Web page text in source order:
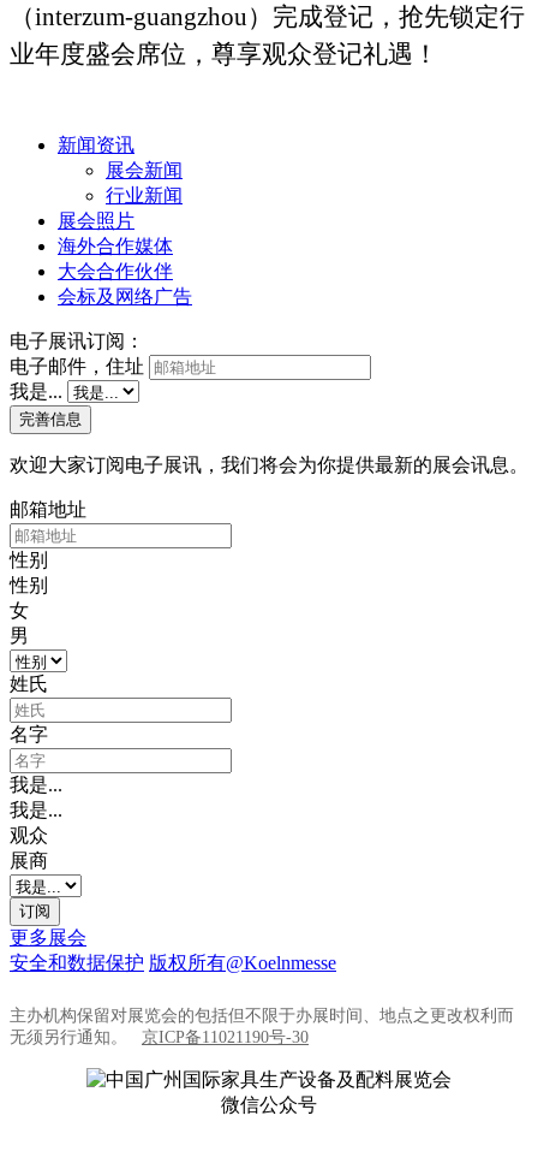
（interzum-guangzhou ）完成登记，抢先锁定行
业年度盛会席位，尊享观众登记礼遇！
新闻资讯
展会新闻
行业新闻
展会照片
海外合作媒体
大会合作伙伴
会标及网络广告
电子展讯订阅：
电子邮件，住址
我是...
完善信息
欢迎大家订阅电子展讯，我们将会为你提供最新的展会讯息。
邮箱地址
性别
性别
女
男
姓氏
名字
我是...
我是...
观众
展商
订阅
更多展会
安全和数据保护 版权所有@Koelnmesse
主办机构保留对展览会的包括但不限于办展时间、地点之更改权利而
无须另行通知。
京ICP备11021190号-30
微信公众号